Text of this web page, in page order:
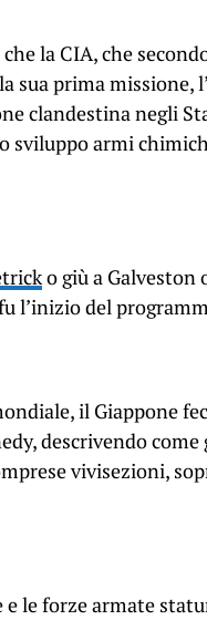
la CIA, che
sua prima missione,
clandestina negli
sviluppo armi
o giù a Galveston
l’inizio del
il Giappone
descrivendo
vivisezioni,
e le forze armate